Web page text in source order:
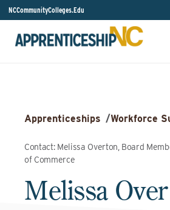
NCCommunityColleges.Edu
Apprenticeships /Workforce
Contact: Melissa Overton, Board
of Commerce
Melissa